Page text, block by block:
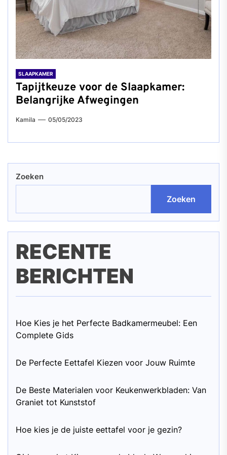
SLAAPKAMER
Tapijtkeuze voor de Slaapkamer:
Belangrijke Afwegingen
Kamila 05/05/2023
Zoeken
Zoeken
RECENTE
BERICHTEN
Hoe Kies je het Perfecte Badkamermeubel: Een
Complete Gids
De Perfecte Eettafel Kiezen voor Jouw Ruimte
De Beste Materialen voor Keukenwerkbladen: Van
Graniet tot Kunststof
Hoe kies je de juiste eettafel voor je gezin?